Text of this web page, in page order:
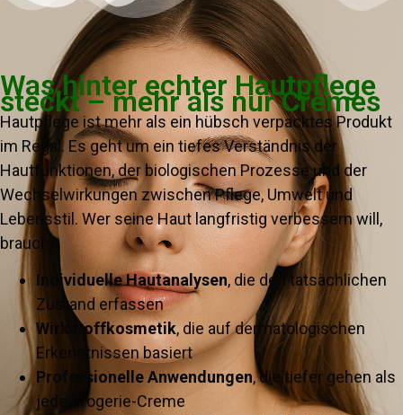
Was hinter echter Hautpflege
steckt – mehr als nur Cremes
Hautpflege ist mehr als ein hübsch verpacktes Produkt
im Regal. Es geht um ein tiefes Verständnis der
Hautfunktionen, der biologischen Prozesse und der
Wechselwirkungen zwischen Pflege, Umwelt und
Lebensstil. Wer seine Haut langfristig verbessern will,
braucht:
Individuelle Hautanalysen, die den tatsächlichen
Zustand erfassen
Wirkstoffkosmetik, die auf dermatologischen
Erkenntnissen basiert
Professionelle Anwendungen, die tiefer gehen als
jede Drogerie-Creme